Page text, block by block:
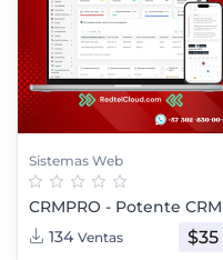
Sistemas Web
CRMPRO - Potente CRM
134 Ventas $35